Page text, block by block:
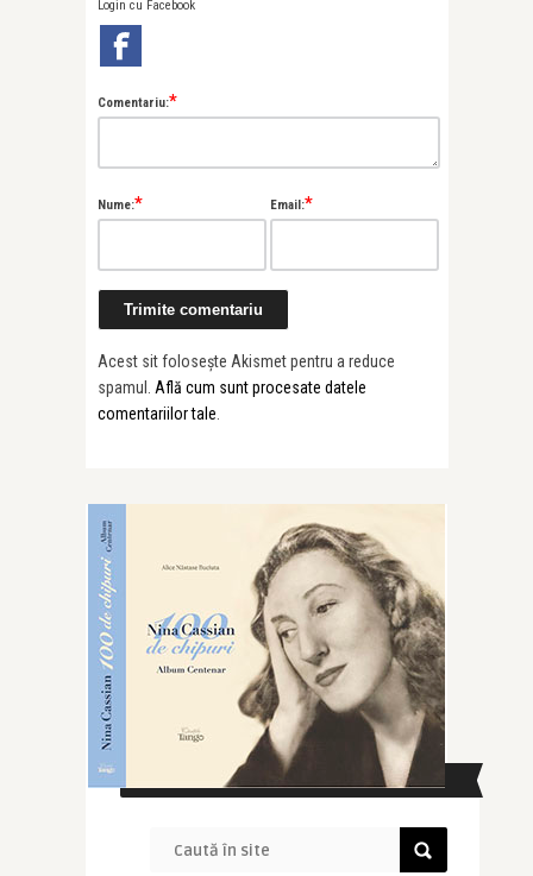
Login cu Facebook
Comentariu:*
Nume:* Email:*
Acest sit folosește Akismet pentru a reduce
spamul. Află cum sunt procesate datele
comentariilor tale
CAUTĂ ÎN SITE